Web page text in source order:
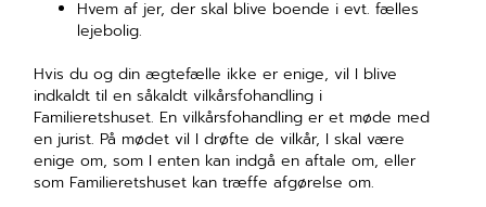
Hvem af jer, der skal blive boende i evt. fælles
lejebolig.
Hvis du og din ægtefælle ikke er enige, vil I blive
indkaldt til en såkaldt vilkårsfohandling i
Familieretshuset. En vilkårsfohandling er et møde med
en jurist. På mødet vil I drøfte de vilkår, I skal være
enige om, som I enten kan indgå en aftale om, eller
som Familieretshuset kan træffe afgørelse om.